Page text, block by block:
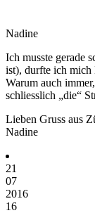
Nadine
Ich musste gerade
ist), durfte ich mich
Warum auch
schliesslich „die“
Lieben Gruss aus
Nadine
21
07
2016
16